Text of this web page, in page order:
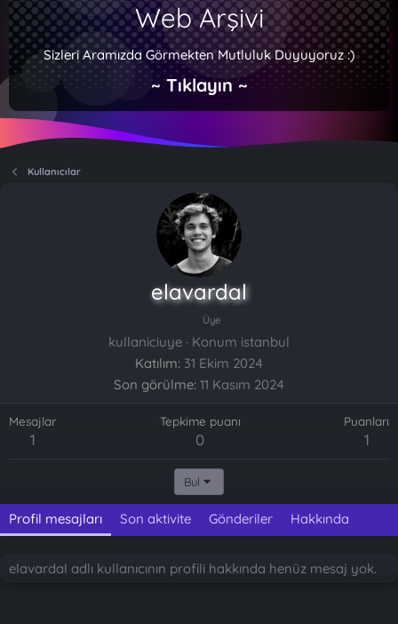
Web Arşivi
Sizleri Aramızda Görmekten Mutluluk Duyuyoruz :)
~ Tıklayın ~
Kullanıcılar
elavardal
Üye
kullaniciuye · Konum istanbul
Katılım 31 Ekim 2024
Son görülme 11 Kasım 2024
Mesajlar
1
Tepkime puanı
0
Puanları
1
Bul
Profil mesajları Son aktivite Gönderiler Hakkında
elavardal adlı kullanıcının profili hakkında henüz mesaj yok.